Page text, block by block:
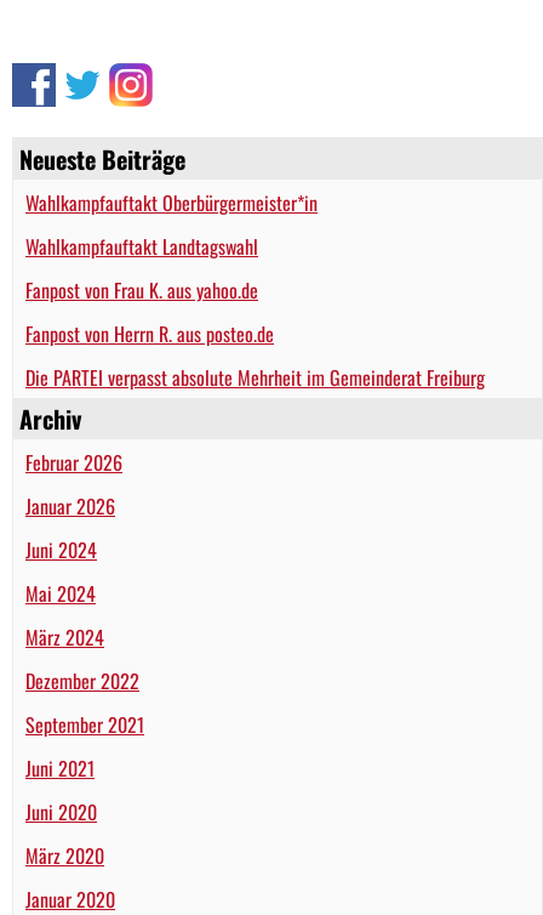
Neueste Beiträge
Wahlkampfauftakt Oberbürgermeister*in
Wahlkampfauftakt Landtagswahl
Fanpost von Frau K. aus yahoo.de
Fanpost von Herrn R. aus posteo.de
Die PARTEI verpasst absolute Mehrheit im Gemeinderat Freiburg
Archiv
Februar 2026
Januar 2026
Juni 2024
Mai 2024
März 2024
Dezember 2022
September 2021
Juni 2021
Juni 2020
März 2020
Januar 2020